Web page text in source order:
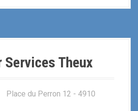
Services Theux
Place du Perron 12 - 4910